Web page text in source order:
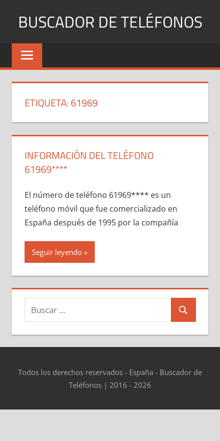
BUSCADOR DE TELÉFONOS
Identifica
Números
y
ETIQUETA:61969
INFORMACIÓN DEL TELÉFONO
61969****
El número dе teléfono 61969**** es un
teléfono móvil quе fue comercializado en
España después dе 1995 pοr la compañía
Seguir leyendo
Buscar:
Buscar
Todos los derechos reservados - España - Buscador de
Teléfonos | 2016 - 2026